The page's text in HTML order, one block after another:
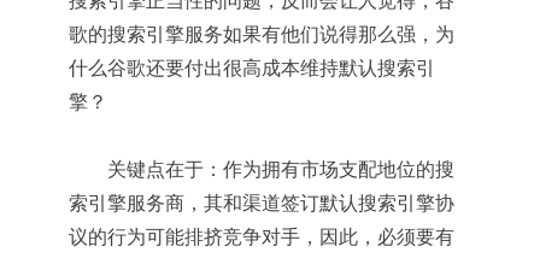
歌的搜索引擎服务如果有他们说得那么强，为
什么谷歌还要付出很高成本维持默认搜索引
擎？
关键点在于：作为拥有市场支配地位的搜
索引擎服务商，其和渠道签订默认搜索引擎协
议的行为可能排挤竞争对手，因此，必须要有